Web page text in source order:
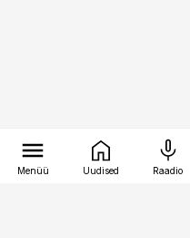
Menüü Uudised Raadio